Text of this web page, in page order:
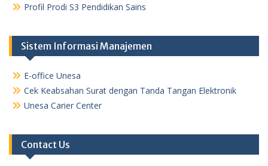
Profil Prodi S3 Pendidikan Sains
Sistem Informasi Manajemen
E-office Unesa
Cek Keabsahan Surat dengan Tanda Tangan Elektronik
Unesa Carier Center
Contact Us